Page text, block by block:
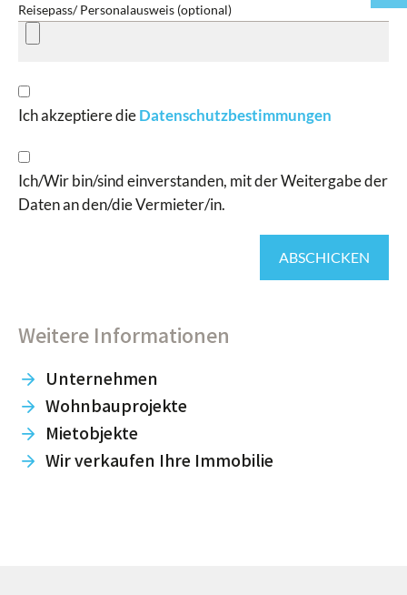
Reisepass/ Personalausweis (optional)
Ich akzeptiere dieDatenschutzbestimmungen
Ich/Wir bin/sind einverstanden, mit der Weitergabe der
Daten an den/die Vermieter/in.
ABSCHICKEN
Weitere Informationen
arrowright Unternehmen
arrowright Wohnbauprojekte
arrowright Mietobjekte
arrowright Wir verkaufen Ihre Immobilie